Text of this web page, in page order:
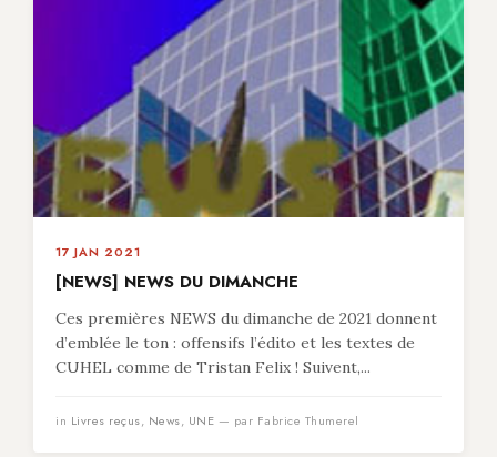
17 JAN 2021
[NEWS] NEWS DU DIMANCHE
Ces premières NEWS du dimanche de 2021 donnent
d’emblée le ton : offensifs l’édito et les textes de
CUHEL comme de Tristan Felix ! Suivent,...
in Livres reçus, News, UNE — par Fabrice Thumerel